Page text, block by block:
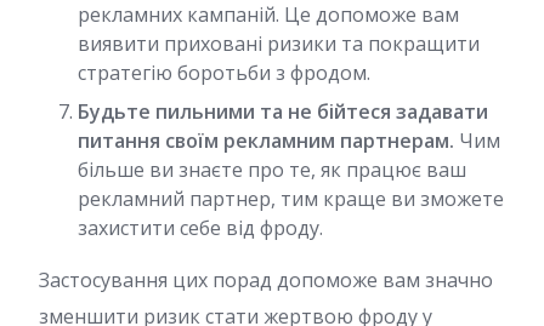
рекламних кампаній. Це допоможе вам
виявити приховані ризики та покращити
стратегію боротьби з фродом.
Будьте пильними та не бійтеся задавати
питання своїм рекламним партнерам. Чим
більше ви знаєте про те, як працює ваш
рекламний партнер, тим краще ви зможете
захистити себе від фроду.
Застосування цих порад допоможе вам значно
зменшити ризик стати жертвою фроду у